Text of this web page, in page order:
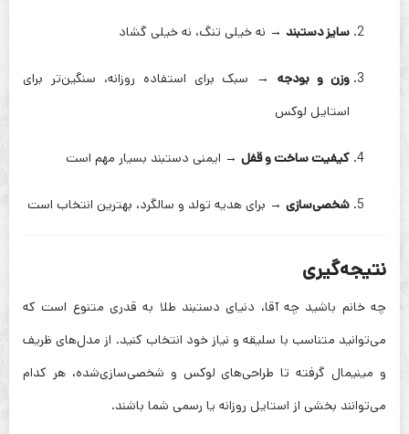
سایز دستبند → نه خیلی تنگ، نه خیلی گشاد
وزن و بودجه→ سبک برای استفاده روزانه، سنگین‌تر برای
استایل لوکس
کیفیت ساخت و قفل → ایمنی دستبند بسیار مهم است
شخصی‌سازی → برای هدیه تولد و سالگرد، بهترین انتخاب است
نتیجه‌گیری
چه خانم باشید چه آقا، دنیای دستبند طلا به قدری متنوع است که
می‌توانید متناسب با سلیقه و نیاز خود انتخاب کنید. از مدل‌های ظریف
و مینیمال گرفته تا طراحی‌های لوکس و شخصی‌سازی‌شده، هر کدام
می‌توانند بخشی از استایل روزانه یا رسمی شما باشند.